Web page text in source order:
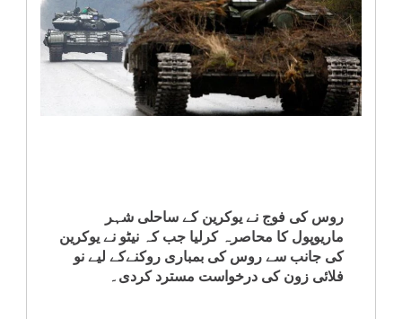
انٹرٹینمنٹ
صحت
‎کرائم
روس کی فوج نے یوکرین کے ساحلی شہر
ماریوپول کا محاصرہ کرلیا جب کہ نیٹو نے یوکرین
کی جانب سے روس کی بمباری روکنےکے لیے نو
فلائی زون کی درخواست مسترد کردی۔